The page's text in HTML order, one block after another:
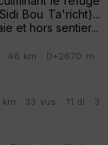
Bou Ta'richt)...
et hors sentier...
46 km · D+2670 m ·
· 33 vus · 11 dl · 3